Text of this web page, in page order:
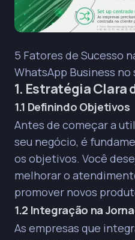
5 Fatores de Sucesso
WhatsApp Business no
1. Estratégia Clara
1.1 Definindo Objetivos
Antes de começar a
seu negócio, é
os objetivos. Você
melhorar o
promover novos
1.2 Integração na
As empresas que